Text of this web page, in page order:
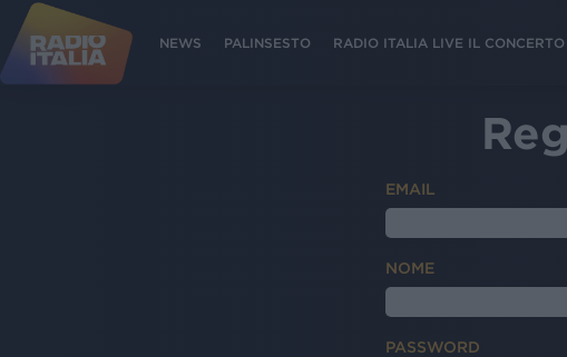
NEWS PALINSESTO RADIO ITALIA LIVE IL CONCERTO
EMAIL
NOME
PASSWORD